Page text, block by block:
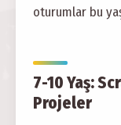
oturumlar bu
7-10 Yaş:
Projeler